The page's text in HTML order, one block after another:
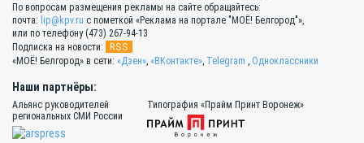
По вопросам размещения рекламы на сайте обращайтесь:
почта: lip@kpv.ru с пометкой «Реклама на портале "МОЁ! Белгород"»,
или по телефону (473) 267-94-13
Подписка на новости:
RSS
«МОЁ! Белгород» в сети: «Дзен» «ВКонтакте» Telegram Одноклассники
Наши партнёры:
Альянс руководителей
региональных СМИ России
Типография «Прайм Принт Воронеж»